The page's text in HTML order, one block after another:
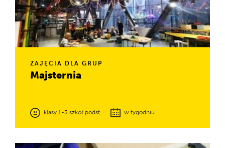
ZAJĘCIA DLA GRUP
Majsternia
klasy 1-3 szkół podst. w tygodniu
nauczycielami, do Majsterni na zajęcia nawiązujące do